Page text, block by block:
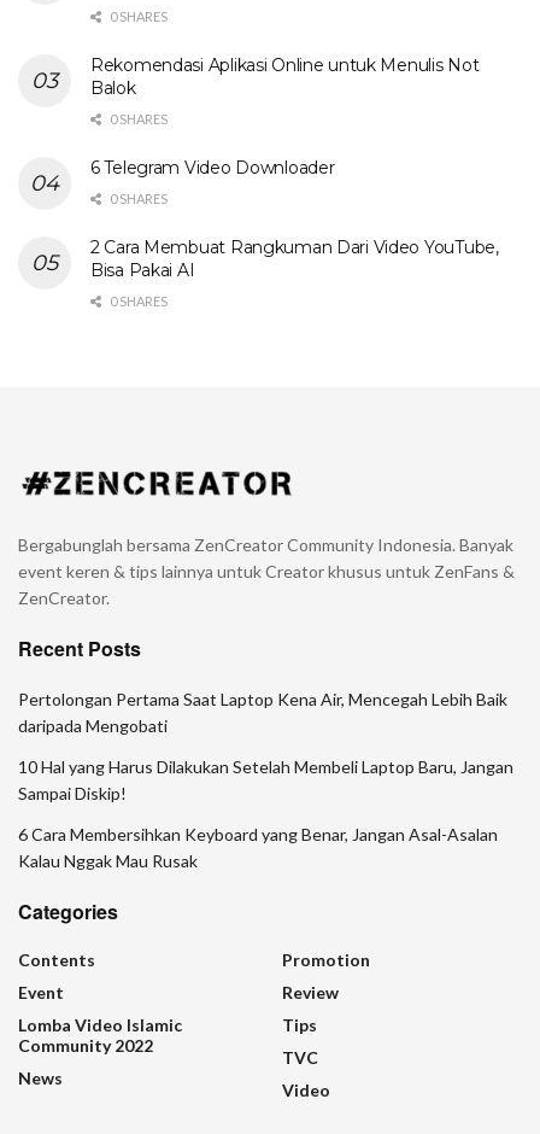
0 SHARES
Rekomendasi Aplikasi Online untuk Menulis Not
Balok
0 SHARES
6 Telegram Video Downloader
0 SHARES
2 Cara Membuat Rangkuman Dari Video YouTube,
Bisa Pakai AI
0 SHARES
Bergabunglah bersama ZenCreator Community Indonesia. Banyak
event keren & tips lainnya untuk Creator khusus untuk ZenFans &
ZenCreator.
Recent Posts
Pertolongan Pertama Saat Laptop Kena Air, Mencegah Lebih Baik
daripada Mengobati
10 Hal yang Harus Dilakukan Setelah Membeli Laptop Baru, Jangan
Sampai Diskip!
6 Cara Membersihkan Keyboard yang Benar, Jangan Asal-Asalan
Kalau Nggak Mau Rusak
Categories
Contents
Event
Lomba Video Islamic
Community 2022
News
Promotion
Review
Tips
TVC
Video